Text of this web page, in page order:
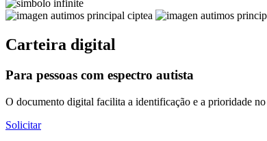
Carteira digital
Para pessoas com espectro autista
O documento digital facilita a identificação e a prioridade no
Solicitar